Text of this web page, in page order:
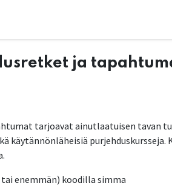
ja
tarjoavat ainutlaatuisen tavan
käytännönläheisiä
enemmän) koodilla simma